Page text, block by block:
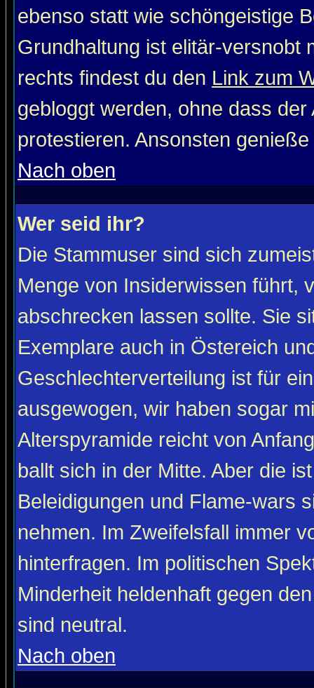
ebenso statt wie schöngeistige
Grundhaltung ist elitär-versnobt
rechts findest du den Link zum
gebloggt werden, ohne dass
protestieren. Ansonsten
Nach oben
Wer seid ihr?
Die Stammuser sind sich
Menge von Insiderwissen führt,
abschrecken lassen sollte. Sie
Exemplare auch in Östereich
Geschlechterverteilung ist für
ausgewogen, wir haben sogar
Alterspyramide reicht von
ballt sich in der Mitte. Aber die
Beleidigungen und Flame-wars
nehmen. Im Zweifelsfall immer
hinterfragen. Im politischen
Minderheit heldenhaft gegen
sind neutral.
Nach oben